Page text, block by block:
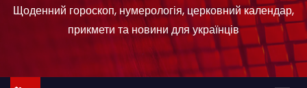
е
Щоденний гороскоп, нумерологія, церковний календар,
прикмети та новини для українців